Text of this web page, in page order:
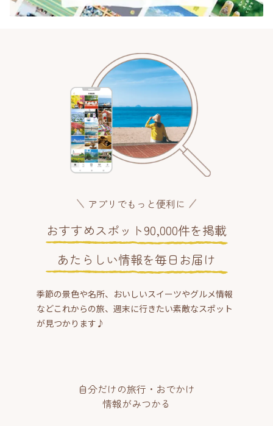
アプリでもっと便利に
おすすめスポット90,000件を掲載
あたらしい情報を毎日お届け
季節の景色や名所、おいしいスイーツやグルメ情報
などこれからの旅、週末に行きたい素敵なスポット
が見つかります♪
自分だけの旅行・おでかけ
情報がみつかる